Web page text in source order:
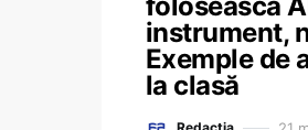
instrument,
Exemple de
la clasă